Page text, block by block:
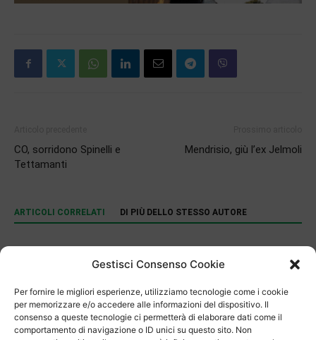
Gestisci Consenso Cookie
Per fornire le migliori esperienze, utilizziamo tecnologie come i cookie
per memorizzare e/o accedere alle informazioni del dispositivo. Il
consenso a queste tecnologie ci permetterà di elaborare dati come il
comportamento di navigazione o ID unici su questo sito. Non
CO, sorridono Spinelli e
Tettamanti
Mendrisio, giù l’ex Jelmoli
ARTICOLI CORRELATI DI PIÙ DELLO STESSO AUTORE
30 anni per il Mulino di Bruzella
Aprire spiragli ai più piccoli